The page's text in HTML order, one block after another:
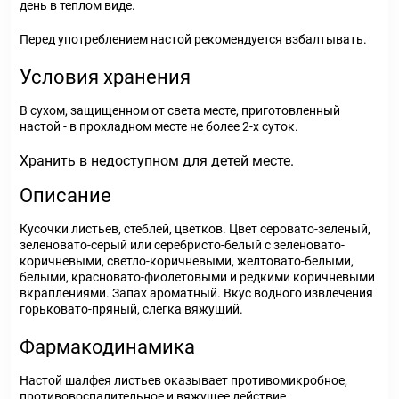
день в теплом виде.
Перед употреблением настой рекомендуется взбалтывать.
Условия хранения
В сухом, защищенном от света месте, приготовленный
настой - в прохладном месте не более 2-х суток.
Хранить в недоступном для детей месте.
Описание
Кусочки листьев, стеблей, цветков. Цвет серовато-зеленый,
зеленовато-серый или серебристо-белый с зеленовато-
коричневыми, светло-коричневыми, желтовато-белыми,
белыми, красновато-фиолетовыми и редкими коричневыми
вкраплениями. Запах ароматный. Вкус водного извлечения
горьковато-пряный, слегка вяжущий.
Фармакодинамика
Настой шалфея листьев оказывает противомикробное,